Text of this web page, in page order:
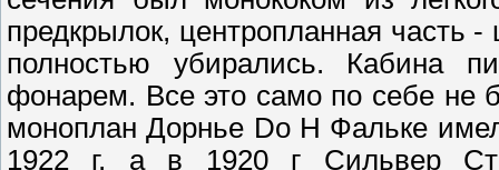
предкрылок, центропланная часть
полностью убирались. Кабина
фонарем. Все это само по себе не
моноплан Дорнье Do H Фальке
1922 г, а в 1920 г Сильвер